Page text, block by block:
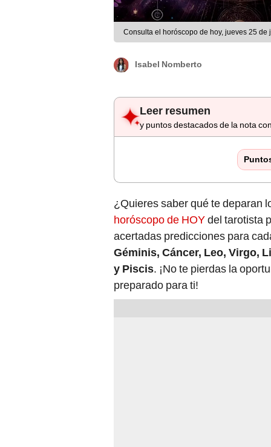
Consulta el horóscopo de hoy, jueves 25 de
Isabel Nomberto
Leer resumen
y puntos destacados de la nota
¿Quieres saber qué te deparan
horóscopo de HOYdel tarotista
acertadas predicciones para
Géminis, Cáncer, Leo, Virgo,
y Piscis. ¡No te pierdas la
preparado para ti!